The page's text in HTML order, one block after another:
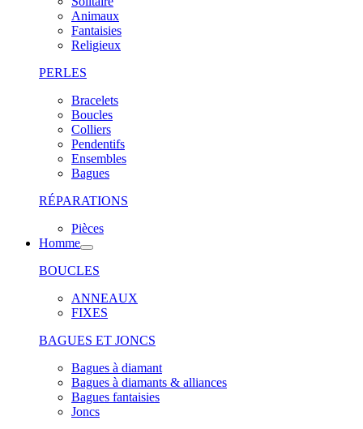
Animaux
Fantaisies
Religieux
PERLES
Bracelets
Boucles
Colliers
Pendentifs
Ensembles
Bagues
RÉPARATIONS
Pièces
Homme
BOUCLES
ANNEAUX
FIXES
BAGUES ET JONCS
Bagues à diamant
Bagues à diamants & alliances
Bagues fantaisies
Joncs